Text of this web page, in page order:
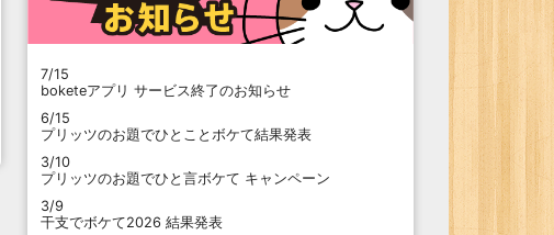
7/15
boketeアプリ サービス終了のお知らせ
6/15
プリッツのお題でひとことボケて結果発表
3/10
プリッツのお題でひと言ボケて キャンペーン
3/9
干支でボケて2026 結果発表